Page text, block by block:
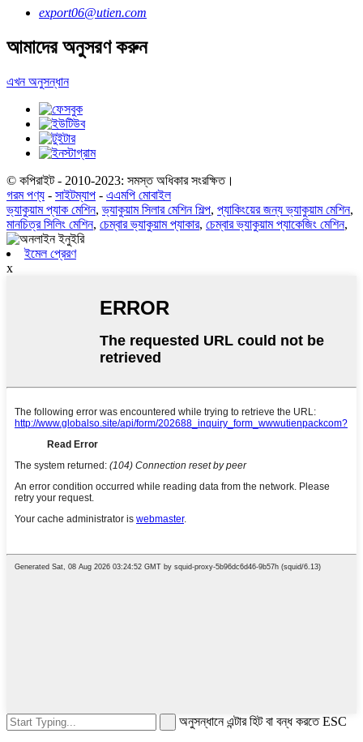
export06@utien.com
আমাদের অনুসরণ করুন
এখন অনুসন্ধান
© কপিরাইট - 2010-2023: সমস্ত অধিকার সংরক্ষিত।
গরম পণ্য - সাইটম্যাপ - এএমপি মোবাইল
ভ্যাকুয়াম প্যাক মেশিন,ভ্যাকুয়াম সিলার মেশিন শিল্প, প্যাকিংয়ের জন্য ভ্যাকুয়াম মেশিন,
মানচিত্র সিলিং মেশিন, চেম্বার ভ্যাকুয়াম প্যাকার, চেম্বার ভ্যাকুয়াম প্যাকেজিং মেশিন,
ইমেল প্রেরণ
x
অনুসন্ধানে এন্টার হিট বা বন্ধ করতে ESC